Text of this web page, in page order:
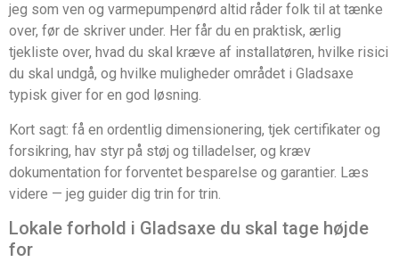
jeg som ven og varmepumpe­nørd altid råder folk til at tænke
over, før de skriver under. Her får du en praktisk, ærlig
tjekliste over, hvad du skal kræve af installatøren, hvilke risici
du skal undgå, og hvilke muligheder området i Gladsaxe
typisk giver for en god løsning.
Kort sagt: få en ordentlig dimensionering, tjek certifikater og
forsikring, hav styr på støj og tilladelser, og kræv
dokumentation for forventet besparelse og garantier. Læs
videre — jeg guider dig trin for trin.
Lokale forhold i Gladsaxe du skal tage højde
for